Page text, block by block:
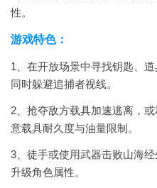
性。
游戏特色：
1、在开放场景中寻找钥匙、
同时躲避追捕者视线。
2、抢夺敌方载具加速逃离，
意载具耐久度与油量限制。
3、徒手或使用武器击败山海
升级角色属性。